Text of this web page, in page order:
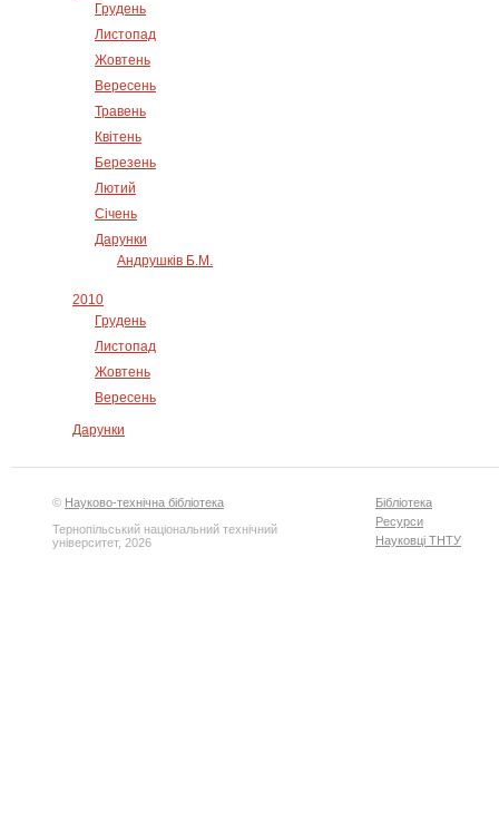
Грудень
Листопад
Жовтень
Вересень
Травень
Квітень
Березень
Лютий
Січень
Дарунки
Андрушків Б.М.
2010
Грудень
Листопад
Жовтень
Вересень
Дарунки
© Науково-технічна бібліотека
Тернопільський національний технічний
університет, 2026
Бібліотека
Ресурси
Науковці ТНТУ